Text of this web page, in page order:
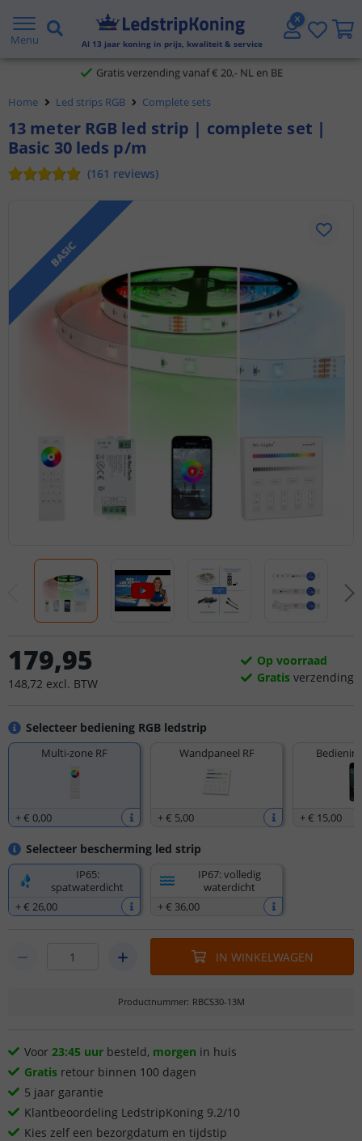
Menu Al 13 jaar koning in prijs, kwaliteit & service
Gratis verzending vanaf € 20,- NL en BE
Klantbeoordeling 9.1
Home Led strips RGB Complete sets
13 meter RGB led strip | complete set |
Basic 30 leds p/m
(161 reviews)
BASIC
Selecteer bediening RGB ledstrip
Multi-zone RF
+€ 0,00
Wandpaneel RF
+€ 5,00 +€ 15,00
Selecteer bescherming led strip
IP65:
spatwaterdicht
+€ 26,00
IP67: volledig
waterdicht
+€ 36,00
179,95
148,72 excl. BTW
Op voorraad
Gratis verzending
IN WINKELWAGEN
Productnummer: RBCS30-13M
Voor 23:45 uur besteld, morgen in huis
Gratis retour binnen 100 dagen
5 jaar garantie
Klantbeoordeling LedstripKoning 9.2/10
Kies zelf een bezorgdatum en tijdstip